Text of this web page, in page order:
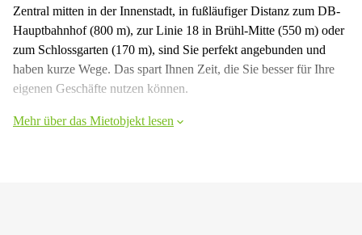
Zentral mitten in der Innenstadt, in fußläufiger Distanz zum DB-
Hauptbahnhof (800 m), zur Linie 18 in Brühl-Mitte (550 m) oder
zum Schlossgarten (170 m), sind Sie perfekt angebunden und
haben kurze Wege. Das spart Ihnen Zeit, die Sie besser für Ihre
eigenen Geschäfte nutzen können.
Mehr über das Mietobjekt lesen